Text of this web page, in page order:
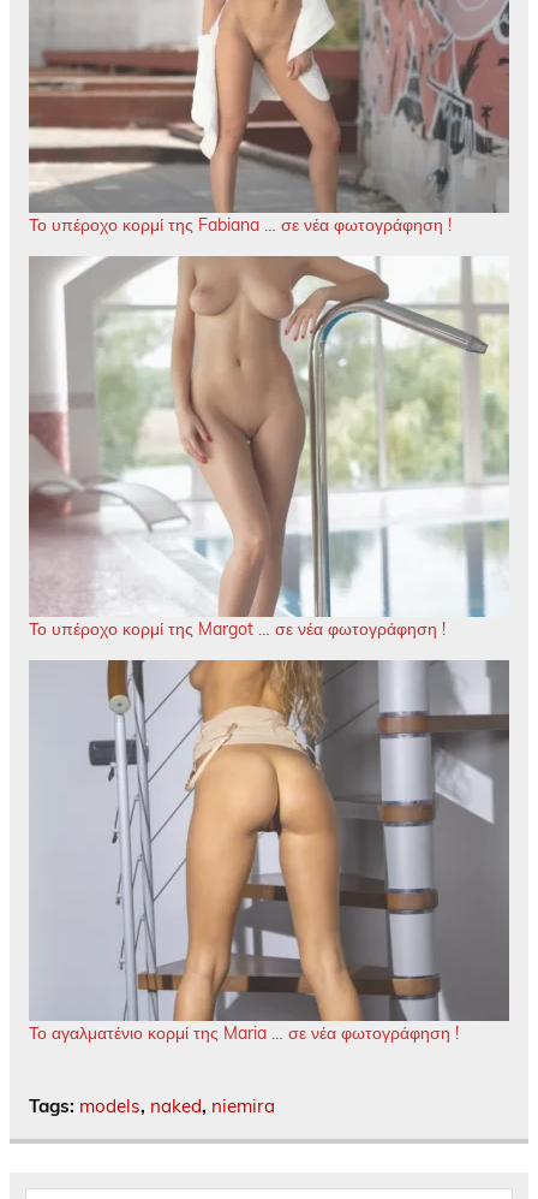
Το υπέροχο κορμί της Fabiana … σε νέα φωτογράφηση !
Το υπέροχο κορμί της Margot … σε νέα φωτογράφηση !
Το αγαλματένιο κορμί της Maria … σε νέα φωτογράφηση !
Tags: models, naked, niemira